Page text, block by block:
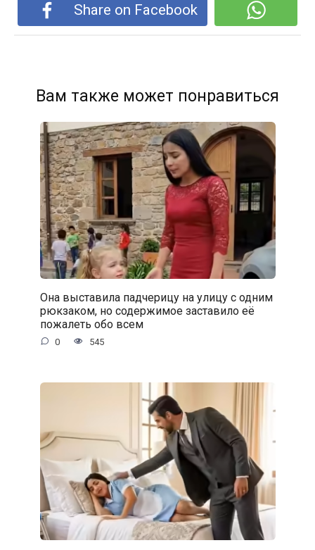
Share on Facebook
Вам также может понравиться
Она выставила падчерицу на улицу с одним
рюкзаком, но содержимое заставило её
пожалеть обо всем
0 545